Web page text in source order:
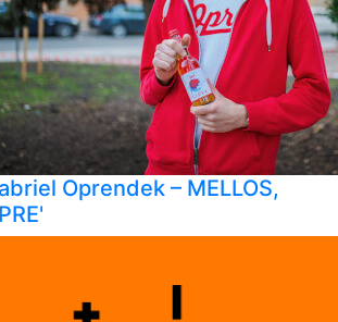
Oprendek – MELLOS,